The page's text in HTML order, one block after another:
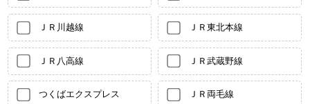
ＪＲ川越線 ＪＲ東北本線
ＪＲ八高線 ＪＲ武蔵野線
つくばエクスプレス ＪＲ両毛線